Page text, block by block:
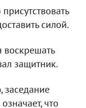
силой.
защитник.
заседание
что